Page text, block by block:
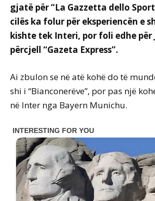
gjatë për “La Gazzetta dello
cilës ka folur për eksperiencën e
kishte tek Interi, por foli edhe për
përcjell “Gazeta Express”.
Ai zbulon se në atë kohë do të
shi i “Bianconerëve”, por pas një
në Inter nga Bayern Munichu.